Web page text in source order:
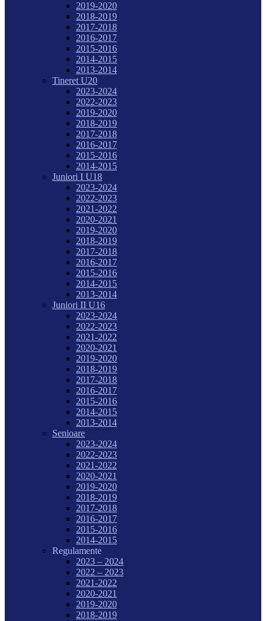
2019-2020
2018-2019
2017-2018
2016-2017
2015-2016
2014-2015
2013-2014
Tineret U20
2023-2024
2022-2023
2019-2020
2018-2019
2017-2018
2016-2017
2015-2016
2014-2015
Juniori I U18
2023-2024
2022-2023
2021-2022
2020-2021
2019-2020
2018-2019
2017-2018
2016-2017
2015-2016
2014-2015
2013-2014
Juniori II U16
2023-2024
2022-2023
2021-2022
2020-2021
2019-2020
2018-2019
2017-2018
2016-2017
2015-2016
2014-2015
2013-2014
Senioare
2023-2024
2022-2023
2021-2022
2020-2021
2019-2020
2018-2019
2017-2018
2016-2017
2015-2016
2014-2015
Regulamente
2023 – 2024
2022 – 2023
2021-2022
2020-2021
2019-2020
2018-2019